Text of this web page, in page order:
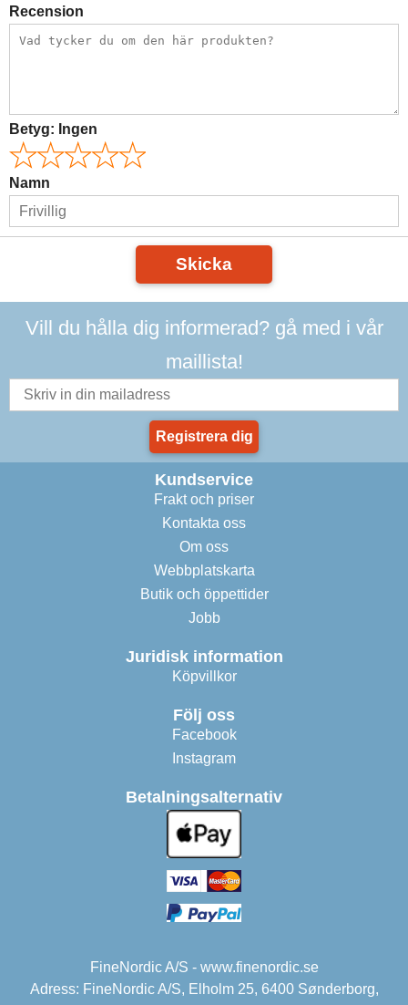
Recension
Betyg: Ingen
Namn
Skicka
Vill du hålla dig informerad? gå med i vår
maillista!
Registrera dig
Kundservice
Frakt och priser
Kontakta oss
Om oss
Webbplatskarta
Butik och öppettider
Jobb
Juridisk information
Köpvillkor
Följ oss
Facebook
Instagram
Betalningsalternativ
FineNordic A/S - www.finenordic.se
Adress: FineNordic A/S, Elholm 25, 6400 Sønderborg,